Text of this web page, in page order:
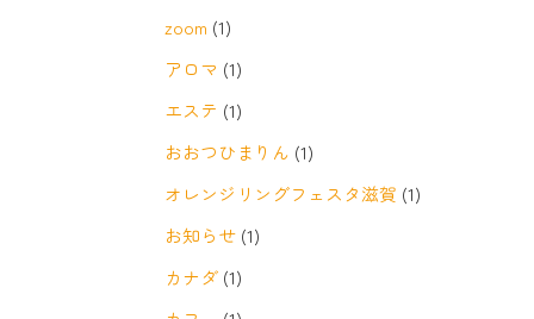
zoom (1)
アロマ (1)
エステ (1)
おおつひまりん (1)
オレンジリングフェスタ滋賀 (1)
お知らせ (1)
カナダ (1)